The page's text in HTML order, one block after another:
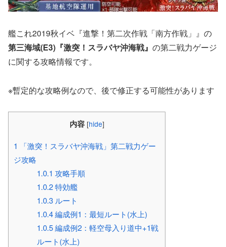
艦これ2019秋イベ『進撃！第二次作戦「南方作戦」』の
第三海域(E3)『激突！スラバヤ沖海戦』 の第二戦力ゲージ
に関する攻略情報です。
※暫定的な攻略例なので、後で修正する可能性があります
内容 [hide]
1 「激突！スラバヤ沖海戦」第二戦力ゲー
ジ攻略
1.0.1 攻略手順
1.0.2特効艦
1.0.3ルート
1.0.4編成例1：最短ルート(水上)
1.0.5編成例2：軽空母入り道中+1戦
ルート(水上)